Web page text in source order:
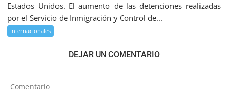
Estados Unidos. El aumento de las detenciones realizadas
por el Servicio de Inmigración y Control de...
Internacionales
DEJAR UN COMENTARIO